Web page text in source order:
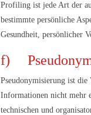
Profiling ist jede Art der
bestimmte persönliche
Gesundheit, persönlicher
f)
Pseudonymisierung ist die
Informationen nicht mehr
technischen und